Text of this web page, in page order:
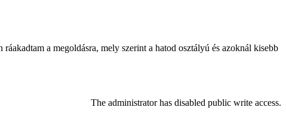
a megoldásra, mely szerint a hatod osztályú és azoknál kisebb
The administrator has disabled public write access.